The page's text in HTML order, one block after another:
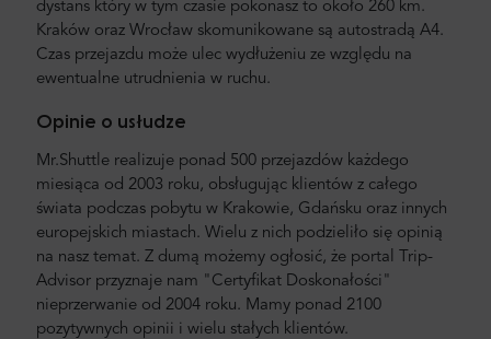
dystans który w tym czasie pokonasz to około 260 km.
Kraków oraz Wrocław skomunikowane są autostradą A4.
Czas przejazdu może ulec wydłużeniu ze względu na
ewentualne utrudnienia w ruchu.
Opinie o usłudze
Mr.Shuttle realizuje ponad 500 przejazdów każdego
miesiąca od 2003 roku, obsługując klientów z całego
świata podczas pobytu w Krakowie, Gdańsku oraz innych
europejskich miastach. Wielu z nich podzieliło się opinią
na nasz temat. Z dumą możemy ogłosić, że portal Trip-
Advisor przyznaje nam "Certyfikat Doskonałości"
nieprzerwanie od 2004 roku. Mamy ponad 2100
pozytywnych opinii i wielu stałych klientów.